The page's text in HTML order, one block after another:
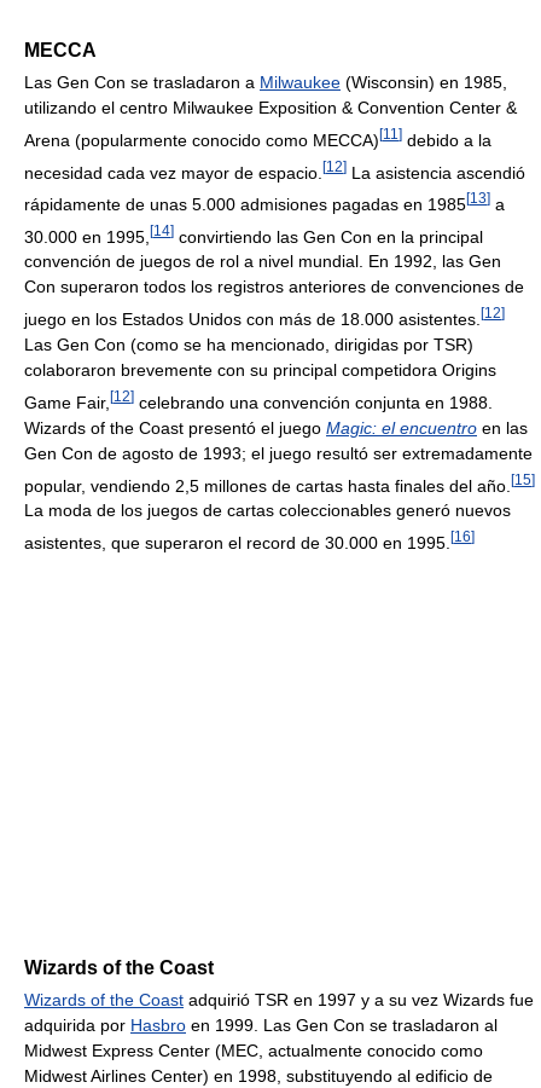
MECCA
Las Gen Con se trasladaron a Milwaukee (Wisconsin) en 1985,
utilizando el centro Milwaukee Exposition & Convention Center &
Arena (popularmente conocido como MECCA)[11 ] debido a la
necesidad cada vez mayor de espacio. [12] La asistencia ascendió
rápidamente de unas 5.000 admisiones pagadas en 1985[13] a
30.000 en 1995, [14] convirtiendo las Gen Con en la principal
convención de juegos de rol a nivel mundial. En 1992, las Gen
Con superaron todos los registros anteriores de convenciones de
juego en los Estados Unidos con más de 18.000 asistentes. [12]
Las Gen Con (como se ha mencionado, dirigidas por TSR)
colaboraron brevemente con su principal competidora Origins
Game Fair, [12] celebrando una convención conjunta en 1988.
Wizards of the Coast presentó el juego Magic: el encuentro en las
Gen Con de agosto de 1993; el juego resultó ser extremadamente
popular, vendiendo 2,5 millones de cartas hasta finales del año. [15]
La moda de los juegos de cartas coleccionables generó nuevos
asistentes, que superaron el record de 30.000 en 1995. [16]
Wizards of the Coast
Wizards of the Coast adquirió TSR en 1997 y a su vez Wizards fue
adquirida por Hasbro en 1999. Las Gen Con se trasladaron al
Midwest Express Center (MEC, actualmente conocido como
Midwest Airlines Center) en 1998, substituyendo al edificio de